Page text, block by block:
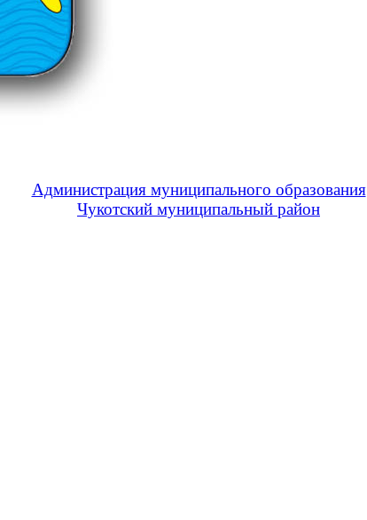
Администрация муниципального образования
Чукотский муниципальный район